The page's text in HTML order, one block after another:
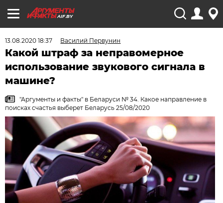
AIF.BY
13.08.2020 18:37 Василий Первунин
Какой штраф за неправомерное
использование звукового сигнала в
машине?
"Аргументы и факты" в Беларуси № 34. Какое направление в
поисках счастья выберет Беларусь 25/08/2020